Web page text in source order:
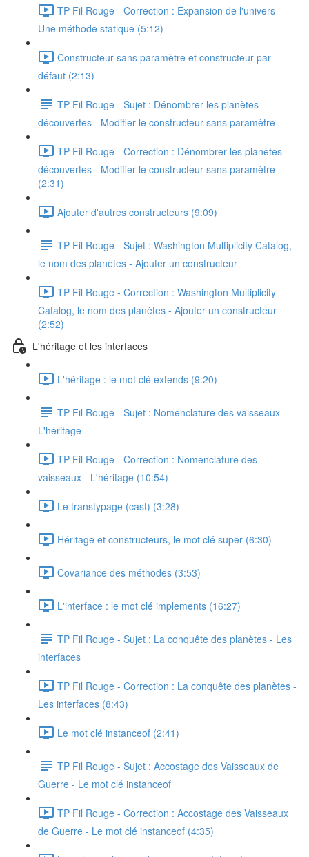
TP Fil Rouge - Correction : Expansion de l'univers -
Une méthode statique (5:12)
Constructeur sans paramètre et constructeur par
défaut (2:13)
TP Fil Rouge - Sujet : Dénombrer les planètes
découvertes - Modifier le constructeur sans paramètre
TP Fil Rouge - Correction : Dénombrer les planètes
découvertes - Modifier le constructeur sans paramètre
(2:31)
Ajouter d'autres constructeurs (9:09)
TP Fil Rouge - Sujet : Washington Multiplicity Catalog,
le nom des planètes - Ajouter un constructeur
TP Fil Rouge - Correction : Washington Multiplicity
Catalog, le nom des planètes - Ajouter un constructeur
(2:52)
L'héritage et les interfaces
L'héritage : le mot clé extends (9:20)
TP Fil Rouge - Sujet : Nomenclature des vaisseaux -
L'héritage
TP Fil Rouge - Correction : Nomenclature des
vaisseaux - L'héritage (10:54)
Le transtypage (cast) (3:28)
Héritage et constructeurs, le mot clé super (6:30)
Covariance des méthodes (3:53)
L'interface : le mot clé implements (16:27)
TP Fil Rouge - Sujet : La conquête des planètes - Les
interfaces
TP Fil Rouge - Correction : La conquête des planètes -
Les interfaces (8:43)
Le mot clé instanceof (2:41)
TP Fil Rouge - Sujet : Accostage des Vaisseaux de
Guerre - Le mot clé instanceof
TP Fil Rouge - Correction : Accostage des Vaisseaux
de Guerre - Le mot clé instanceof (4:35)